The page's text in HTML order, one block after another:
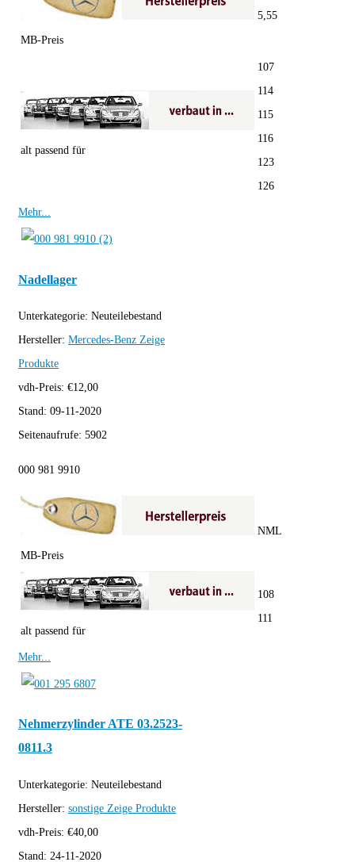
MB-Preis
5,55
alt passend für
107
114
115
116
123
126
Mehr...
Nadellager
Unterkategorie: Neuteilebestand
Hersteller: Mercedes-Benz Zeige
Produkte
vdh-Preis: €12,00
Stand: 09-11-2020
Seitenaufrufe: 5902
000 981 9910
MB-Preis
NML
alt passend für
108
111
Mehr...
Nehmerzylinder ATE 03.2523-
0811.3
Unterkategorie: Neuteilebestand
Hersteller: sonstige Zeige Produkte
vdh-Preis: €40,00
Stand: 24-11-2020